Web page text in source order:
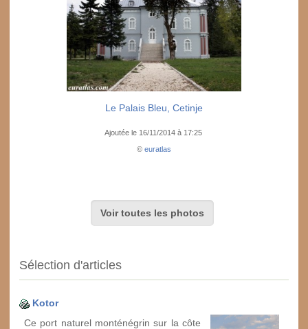
Le Palais Bleu, Cetinje
Ajoutée le 16/11/2014 à 17:25
© euratlas
Voir toutes les photos
Sélection d'articles
Kotor
Ce port naturel monténégrin sur la côte